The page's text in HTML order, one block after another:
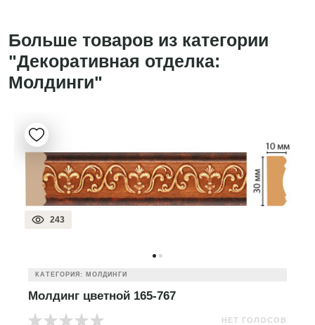
Больше товаров из категории
"Декоративная отделка:
Молдинги"
243
КАТЕГОРИЯ: МОЛДИНГИ
Молдинг цветной 165-767
НЕТ ГОЛОСОВ